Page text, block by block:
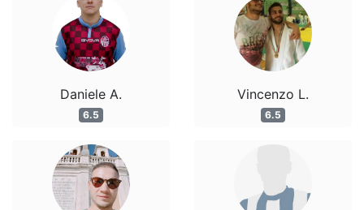
Daniele A.
6.5
Vincenzo L.
6.5